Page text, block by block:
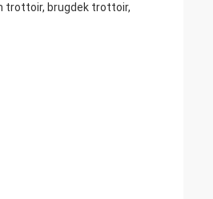
trottoir, brugdek trottoir,